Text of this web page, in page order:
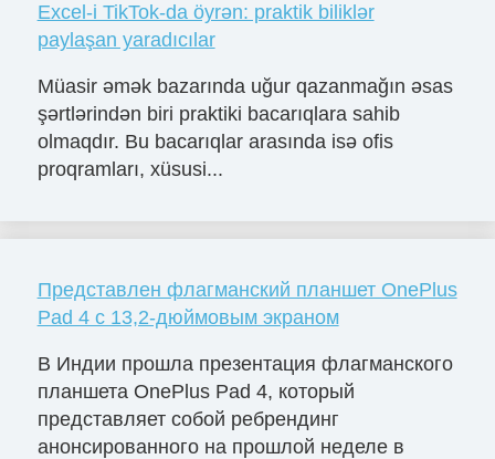
Excel-i TikTok-da öyrən: praktik biliklər
paylaşan yaradıcılar
Müasir əmək bazarında uğur qazanmağın əsas
şərtlərindən biri praktiki bacarıqlara sahib
olmaqdır. Bu bacarıqlar arasında isə ofis
proqramları, xüsusi...
Представлен флагманский планшет OnePlus
Pad 4 с 13,2-дюймовым экраном
В Индии прошла презентация флагманского
планшета OnePlus Pad 4, который
представляет собой ребрендинг
анонсированного на прошлой неделе в